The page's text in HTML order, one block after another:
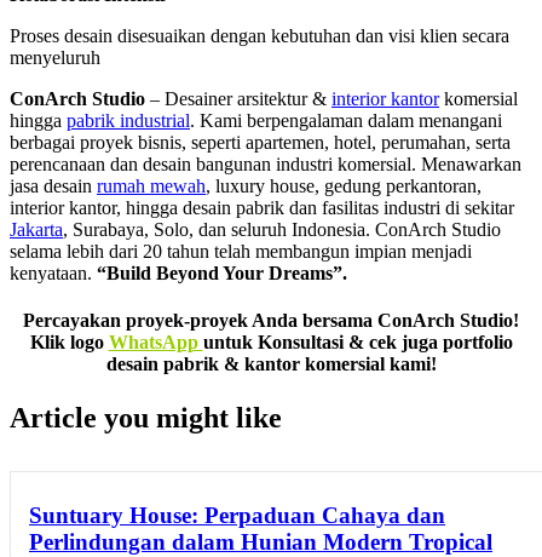
Proses desain disesuaikan dengan kebutuhan dan visi klien secara
menyeluruh
ConArch Studio – Desainer arsitektur & interior kantorkomersial
hingga pabrik industrial. Kami berpengalaman dalam menangani
berbagai proyek bisnis, seperti apartemen, hotel, perumahan, serta
perencanaan dan desain bangunan industri komersial. Menawarkan
jasa desain rumah mewah, luxury house, gedung perkantoran,
interior kantor, hingga desain pabrik dan fasilitas industri di sekitar
Jakarta, Surabaya, Solo, dan seluruh Indonesia. ConArch Studio
selama lebih dari 20 tahun telah membangun impian menjadi
kenyataan. “Build Beyond Your Dreams”.
Percayakan proyek-proyek Anda bersama ConArch Studio!
Klik logo WhatsApp untuk Konsultasi & cek juga portfolio
desain pabrik & kantor komersial kami!
Article you might like
Suntuary House: Perpaduan Cahaya dan
Perlindungan dalam Hunian Modern Tropical